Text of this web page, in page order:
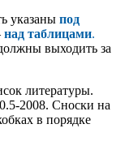
указаны под
над таблицами.
выходить за
литературы.
2008. Сноски на
в порядке